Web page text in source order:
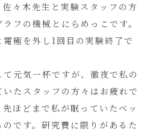
々木先生と実験スタッフの方
フの機械とにらめっこです。
極を外し1回目の実験終了で
元気一杯ですが、徹夜で私の
たスタッフの方々はお疲れで
ほどまで私が眠っていたベッ
です。研究費に限りがあるた